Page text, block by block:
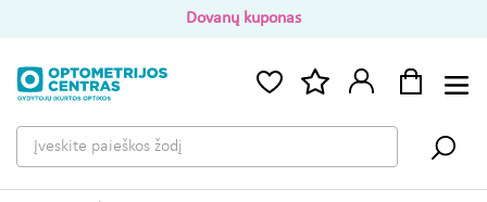
Dovanų kuponas